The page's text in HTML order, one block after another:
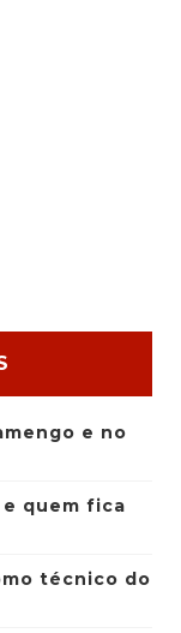
e no
e quem fica
técnico do